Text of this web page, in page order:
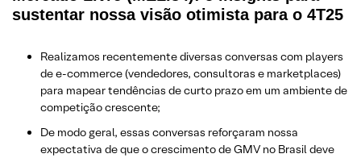
sustentar nossa visão otimista para o 4T25
Realizamos recentemente diversas conversas com players
de e-commerce (vendedores, consultoras e marketplaces)
para mapear tendências de curto prazo em um ambiente de
competição crescente;
De modo geral, essas conversas reforçaram nossa
expectativa de que o crescimento de GMV no Brasil deve